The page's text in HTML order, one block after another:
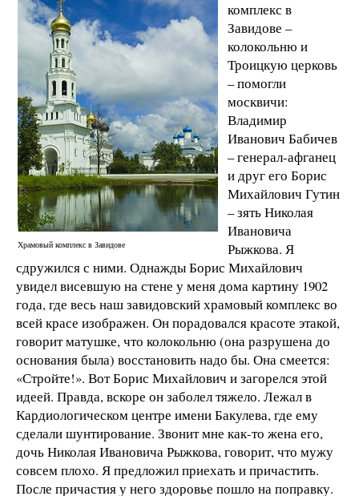
Храмовый комплекс в Завидове
комплекс в
Завидове –
колокольню и
Троицкую церковь
– помогли
москвичи:
Владимир
Иванович Бабичев
– генерал-афганец
и друг его Борис
Михайлович Гутин
– зять Николая
Ивановича
Рыжкова. Я
сдружился с ними. Однажды Борис Михайлович
увидел висевшую на стене у меня дома картину 1902
года, где весь наш завидовский храмовый комплекс во
всей красе изображен. Он порадовался красоте этакой,
говорит матушке, что колокольню (она разрушена до
основания была) восстановить надо бы. Она смеется:
«Стройте!». Вот Борис Михайлович и загорелся этой
идеей. Правда, вскоре он заболел тяжело. Лежал в
Кардиологическом центре имени Бакулева, где ему
сделали шунтирование. Звонит мне как-то жена его,
дочь Николая Ивановича Рыжкова, говорит, что мужу
совсем плохо. Я предложил приехать и причастить.
После причастия у него здоровье пошло на поправку.